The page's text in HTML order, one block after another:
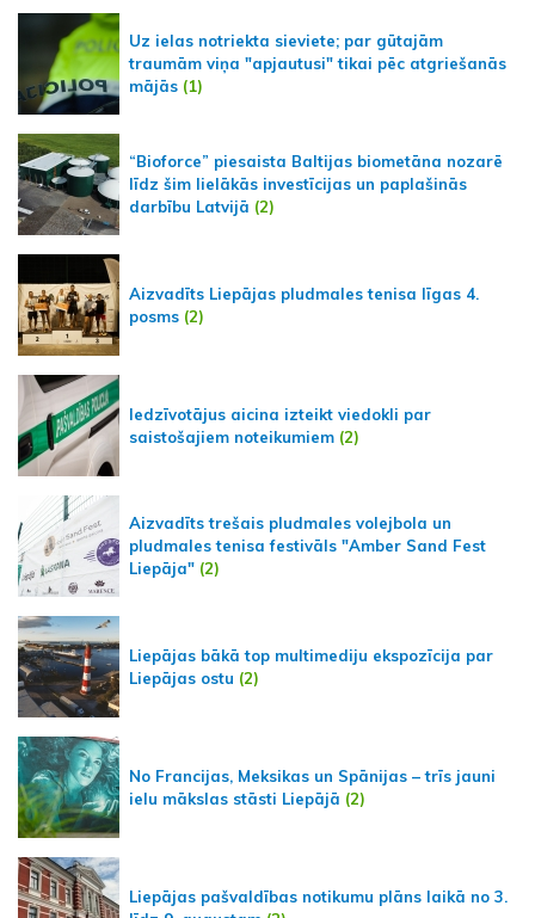
Uz ielas notriekta sieviete; par gūtajām
traumām viņa "apjautusi" tikai pēc atgriešanās
mājās (1)
“Bioforce” piesaista Baltijas biometāna nozarē
līdz šim lielākās investīcijas un paplašinās
darbību Latvijā (2)
Aizvadīts Liepājas pludmales tenisa līgas 4.
posms (2)
Iedzīvotājus aicina izteikt viedokli par
saistošajiem noteikumiem (2)
Aizvadīts trešais pludmales volejbola un
pludmales tenisa festivāls "Amber Sand Fest
Liepāja" (2)
Liepājas bākā top multimediju ekspozīcija par
Liepājas ostu (2)
No Francijas, Meksikas un Spānijas – trīs jauni
ielu mākslas stāsti Liepājā (2)
Liepājas pašvaldības notikumu plāns laikā no 3.